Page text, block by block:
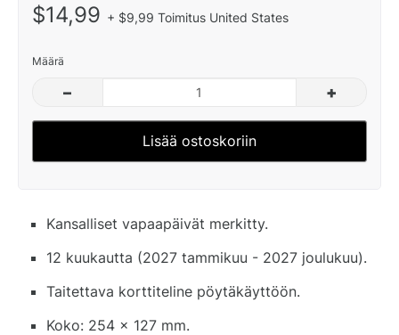
$14,99 + $9,99 Toimitus United States
Määrä
– +
Lisää ostoskoriin
Kansalliset vapaapäivät merkitty.
12 kuukautta (2027 tammikuu - 2027 joulukuu).
Taitettava korttiteline pöytäkäyttöön.
Koko: 254 x 127 mm.